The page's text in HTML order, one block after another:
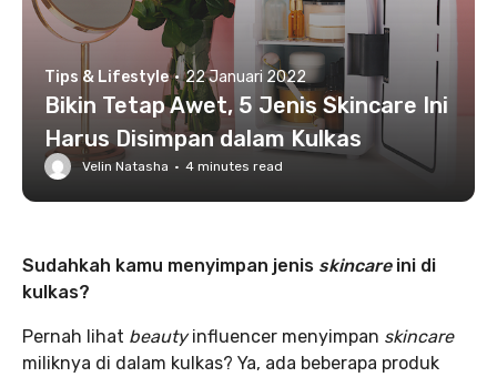
Tips & Lifestyle · 22 Januari 2022
Bikin Tetap Awet, 5 Jenis Skincare Ini
Harus Disimpan dalam Kulkas
Velin Natasha · 4 minutes read
Sudahkah kamu menyimpan jenis skincare ini di
kulkas?
Pernah lihat beautyinfluencer menyimpan skincare
miliknya di dalam kulkas? Ya, ada beberapa produk